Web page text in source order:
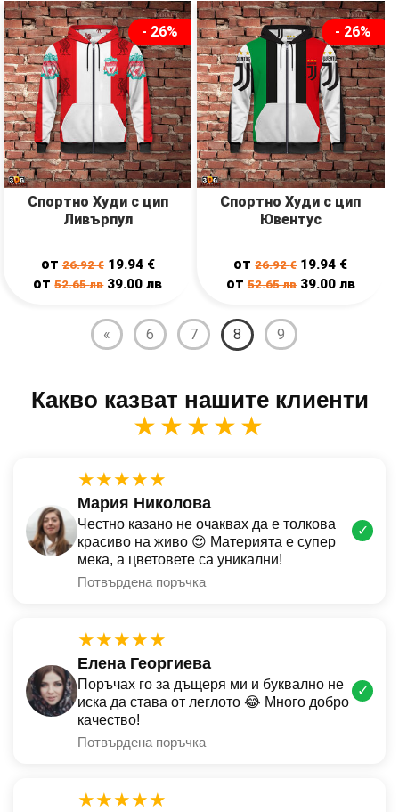
- 26%
Спортно Худи с цип
Ливърпул
от26.92€ 19.94 €
от52.65лв 39.00лв
- 26%
Спортно Худи с цип
Ювентус
от26.92€ 19.94 €
от 52.65лв 39.00 лв
« 6 7 8 9
Какво казват нашите клиенти
★★★★★
★★★★★
Мария Николова
Честно казано не очаквах да е толкова
красиво на живо 😍 Материята е супер
мека, а цветовете са уникални!
Потвърдена поръчка
✓
★★★★★
Елена Георгиева
Поръчах го за дъщеря ми и буквално не
иска да става от леглото 😂 Много добро
качество!
Потвърдена поръчка
✓
★★★★★